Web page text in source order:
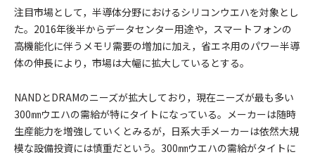
注目市場として，半導体分野におけるシリコンウエハを対象とし
た。2016年後半からデータセンター用途や，スマートフォンの
高機能化に伴うメモリ需要の増加に加え，省エネ用のパワー半導
体の伸長により，市場は大幅に拡大しているとする。
NANDとDRAMのニーズが拡大しており，現在ニーズが最も多い
300㎜ウエハの需給が特にタイトになっている。メーカーは随時
生産能力を増強していくとみるが，日系大手メーカーは依然大規
模な設備投資には慎重だという。300㎜ウエハの需給がタイトに